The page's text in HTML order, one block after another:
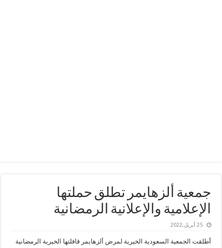
جمعية ألزهايمر تطلق حملتها
الإعلامية والإعلانية الرمضانية
25 أبريل,2022
أطلقت الجمعية السعودية الخيرية لمرض ألزهايمر قافلتها الخيرية الرمضانية